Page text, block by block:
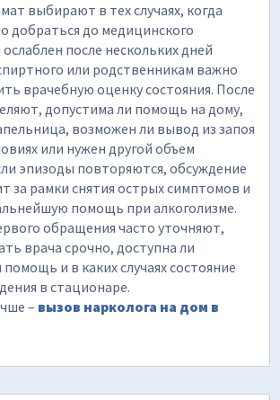
выбирают в тех случаях, когда
добраться до медицинского
после нескольких дней
или родственникам важно
врачебную оценку состояния. После
допустима ли помощь на дому,
возможен ли вывод из запоя
или нужен другой объем
эпизоды повторяются, обсуждение
за рамки снятия острых симптомов и
помощь при алкоголизме.
обращения часто уточняют,
врача срочно, доступна ли
помощь и в каких случаях состояние
в стационаре.
– вызов нарколога на дом в